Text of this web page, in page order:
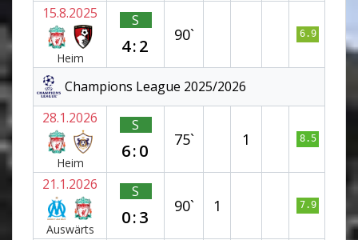
15.8.2025
Heim
S
4:2
90` 6.9
Champions League 2025/2026
28.1.2026
Heim
S
6:0
75` 1 8.5
21.1.2026
Auswärts
S
0:3
90` 1 7.9